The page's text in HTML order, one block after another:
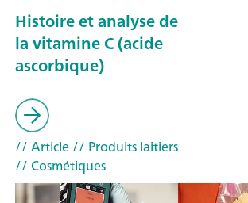
Histoire et analyse de
la vitamine C (acide
ascorbique)
// Article// Produits laitiers
// Cosmétiques